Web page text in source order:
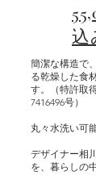
込
簡潔な構造で
る乾燥した食
す。（特許取
7416496号）
丸々水洗い可
デザイナー相
を、暮らしの